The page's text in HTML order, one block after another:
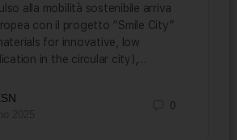
alla mobilità sostenibile arriva
con il progetto “Smile City”
for innovative, low
in the circular city),…
0